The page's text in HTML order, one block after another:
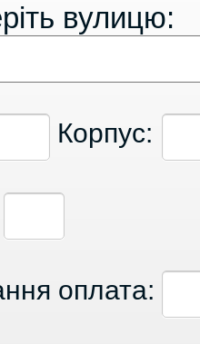
вулицю:
Корпус:
оплата: